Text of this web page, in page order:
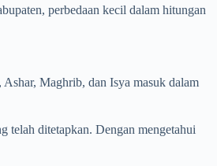
perbedaan kecil dalam hitungan
Maghrib, dan Isya masuk dalam
telah ditetapkan. Dengan mengetahui